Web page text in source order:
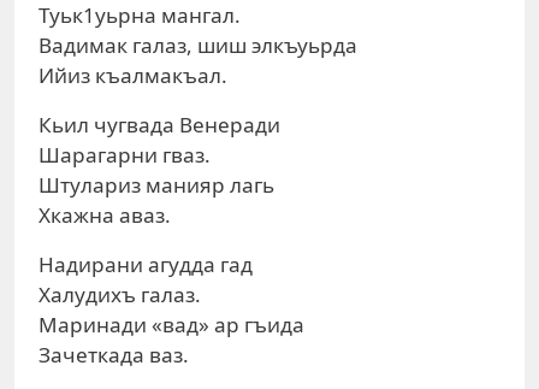
Туьк1уьрна мангал.
Вадимак галаз, шиш элкъуьрда
Ийиз къалмакъал.
Кьил чугвада Венеради
Шарагарни гваз.
Штулариз манияр лагь
Хкажна аваз.
Надирани агудда гад
Халудихъ галаз.
Маринади «вад» ар гъида
Зачеткада ваз.